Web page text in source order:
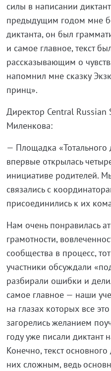
силы в написании
предыдущим годом мне
диктанта, он был
и самое главное, текст
рассказывающим о
напомнил мне сказку
принц».
Директор Central Russian
Миленкова:
— Площадка
впервые открылась
инициативе родителей.
связались с
присоединились к их
Нам очень понравилась
грамотности,
сообщества в процесс,
участники обсуждали
разбирали ошибки и
самое главное — наши
на глазах которых все
загорелись желанием
году уже писали диктант
Конечно, текст
них сложным, ведь